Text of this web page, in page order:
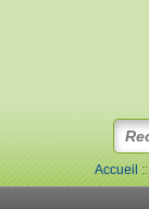
Accueil::